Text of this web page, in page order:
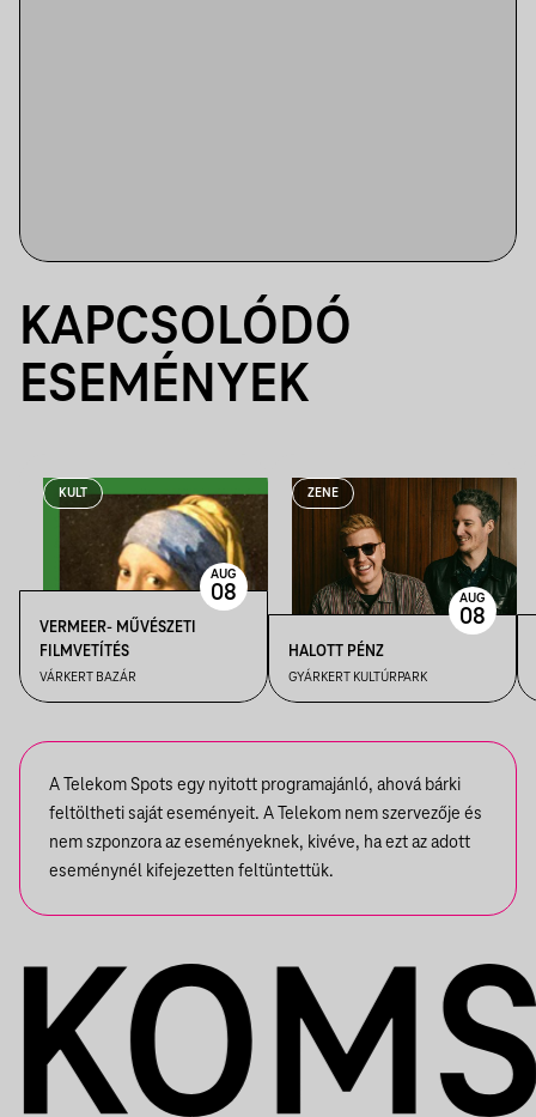
KAPCSOLÓDÓ
ESEMÉNYEK
KULT
VERMEER- MŰVÉSZETI
FILMVETÍTÉS
VÁRKERT BAZÁR
AUG
08
ZENE
HALOTT PÉNZ
GYÁRKERT KULTÚRPARK
AUG
08
A Telekom Spots egy nyitott programajánló, ahová bárki
feltöltheti saját eseményeit. A Telekom nem szervezője és
nem szponzora az eseményeknek, kivéve, ha ezt az adott
eseménynél kifejezetten feltüntettük.